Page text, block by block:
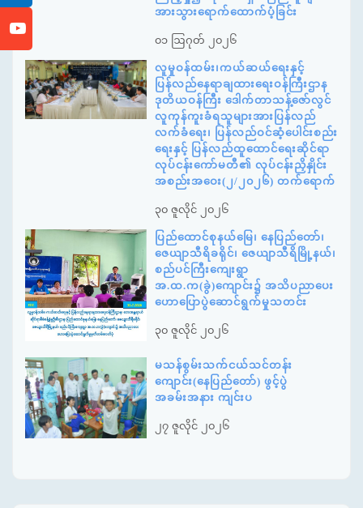
အားသွားရောက်ထောက်ပံ့ခြင်း
၀၁ ဩဂုတ် ၂၀၂၆
လူမှုဝန်ထမ်း၊ကယ်ဆယ်ရေးနှင့်
ပြန်လည်နေရာချထားရေးဝန်ကြီးဌာန
ဒုတိယဝန်ကြီး ဒေါက်တာသန့်ဇော်လွင်
လူကုန်ကူးခံရသူများအားပြန်လည်
လက်ခံရေး၊ ပြန်လည်ဝင်ဆံ့ပေါင်းစည်း
ရေးနှင့် ပြန်လည်ထူထောင်ရေးဆိုင်ရာ
လုပ်ငန်းကော်မတီ၏ လုပ်ငန်းညှိနှိုင်း
အစည်းအဝေး(၂/၂၀၂၆) တက်ရောက်
၃၀ ဇူလိုင် ၂၀၂၆
ပြည်ထောင်စုနယ်မြေ၊ နေပြည်တော်၊
ဇေယျာသီရိခရိုင်၊ ဇေယျာသီရိမြို့နယ်၊
စည်ပင်ကြီးကျေးရွာ
အ.ထ.က(ခွဲ)ကျောင်း၌ အသိပညာပေး
ဟောပြောပွဲဆောင်ရွက်မှုသတင်း
၃၀ ဇူလိုင် ၂၀၂၆
မသန်စွမ်းသက်ငယ်သင်တန်း
ကျောင်း(နေပြည်တော်) ဖွင့်ပွဲ
အခမ်းအနား ကျင်းပ
၂၇ ဇူလိုင် ၂၀၂၆